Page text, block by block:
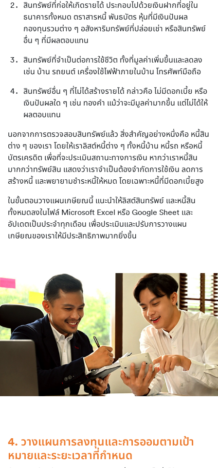
สินทรัพย์ที่ก่อให้เกิดรายได้ ประกอบไปด้วยเงินฝากที่อยู่ใน
ธนาคารทั้งหมด ตราสารหนี้ พันธบัตร หุ้นที่มีเงินปันผล
กองทุนรวมต่าง ๆ อสังหาริมทรัพย์ที่ปล่อยเช่า หรือสินทรัพย์
อื่น ๆ ที่มีผลตอบแทน
สินทรัพย์ที่จำเป็นต่อการใช้ชีวิต ทั้งที่มูลค่าเพิ่มขึ้นและลดลง
เช่น บ้าน รถยนต์ เครื่องใช้ไฟฟ้าภายในบ้าน โทรศัพท์มือถือ
สินทรัพย์อื่น ๆ ที่ไม่ได้สร้างรายได้ กล่าวคือ ไม่มีดอกเบี้ย หรือ
เงินปันผลใด ๆ เช่น ทองคำ แม้ว่าจะมีมูลค่ามากขึ้น แต่ไม่ได้ให้
ผลตอบแทน
นอกจากการตรวจสอบสินทรัพย์แล้ว สิ่งสำคัญอย่างหนึ่งคือ หนี้สิน
ต่าง ๆ ของเรา โดยให้เราลิสต์หนี้ต่าง ๆ ทั้งหนี้บ้าน หนี้รถ หรือหนี้
บัตรเครดิต เพื่อที่จะประเมินสถานะทางการเงิน หากว่าเราหนี้สิน
มากกว่าทรัพย์สิน แสดงว่าเราจำเป็นต้องจำกัดการใช้เงิน ลดการ
สร้างหนี้ และพยายามชำระหนี้ให้หมด โดยเฉพาะหนี้ที่มีดอกเบี้ยสูง
ในขั้นตอนวางแผนเกษียณนี้ แนะนำให้ลิสต์สินทรัพย์ และหนี้สิน
ทั้งหมดลงในไฟล์ Microsoft Excel หรือ Google Sheet และ
อัปเดตเป็นประจำทุกเดือน เพื่อประเมินและปรับการวางแผน
เกษียณของเราให้มีประสิทธิภาพมากยิ่งขึ้น
4. วางแผนการลงทุนและการออมตามเป้า
หมายและระยะเวลาที่กำหนด